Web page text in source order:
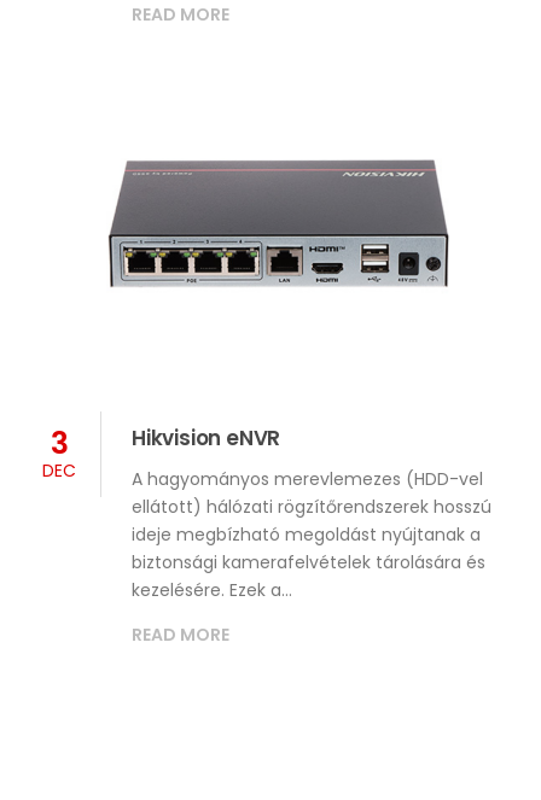
READ MORE
3
DEC
Hikvision eNVR
A hagyományos merevlemezes (HDD-vel
ellátott) hálózati rögzítőrendszerek hosszú
ideje megbízható megoldást nyújtanak a
biztonsági kamerafelvételek tárolására és
kezelésére. Ezek a…
READ MORE